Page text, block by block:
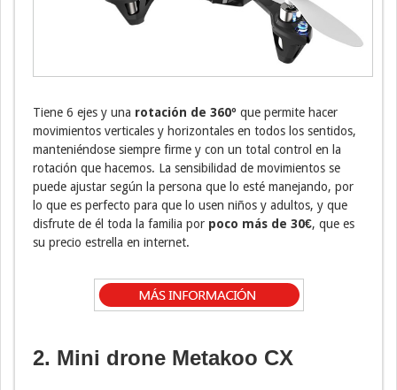
Tiene 6 ejes y una rotación de 360º que permite hacer
movimientos verticales y horizontales en todos los sentidos,
manteniéndose siempre firme y con un total control en la
rotación que hacemos. La sensibilidad de movimientos se
puede ajustar según la persona que lo esté manejando, por
lo que es perfecto para que lo usen niños y adultos, y que
disfrute de él toda la familia por poco más de 30€, que es
su precio estrella en internet.
2. Mini drone Metakoo CX